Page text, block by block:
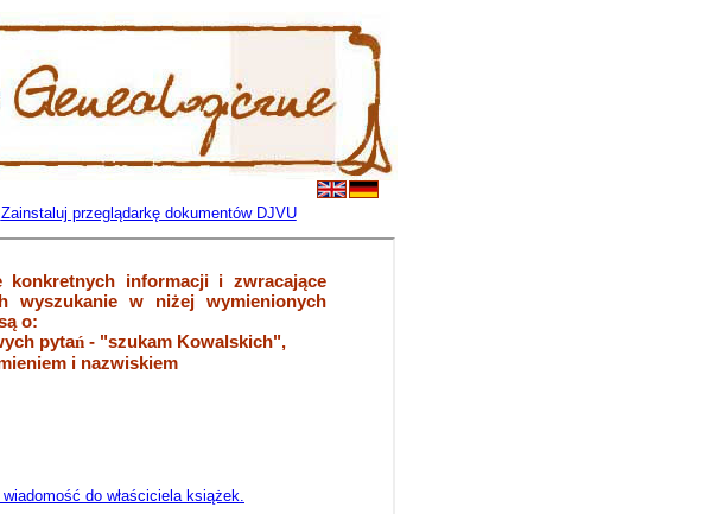
Zainstaluj przeglądarkę dokumentów DJVU